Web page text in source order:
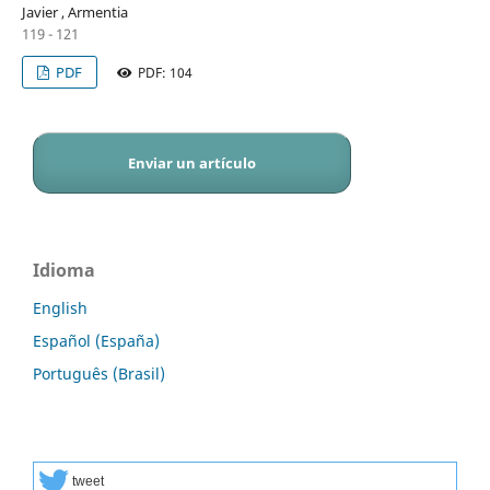
Javier , Armentia
119 - 121
PDF
PDF: 104
Enviar un artículo
Idioma
English
Español (España)
Português (Brasil)
tweet